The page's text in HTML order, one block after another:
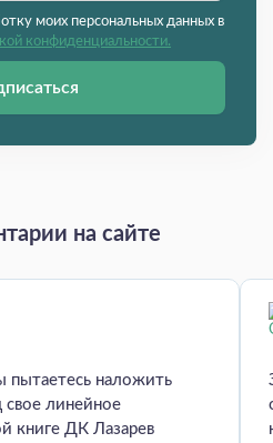
моих персональных данных в
конфиденциальности.
на сайте
наложить
линейное
книге ДК Лазарев